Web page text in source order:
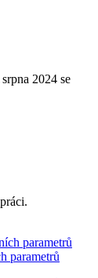
2024 se
parametrů